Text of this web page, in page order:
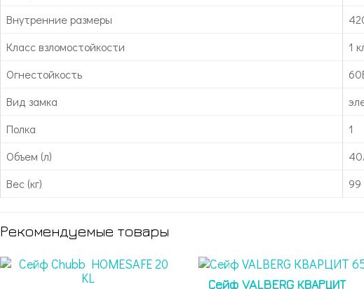
Внутренние размеры
Класс взломостойкости
1
Огнестойкость
Вид замка
Полка
1
Объем (л)
Вес (кг)
99
Рекомендуемые товары
Сейф VALBERG КВАРЦИТ